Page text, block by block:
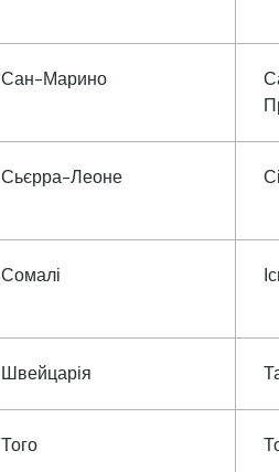
Сан-Марино
Сьєрра-Леоне
Сомалі
Швейцарія
Того